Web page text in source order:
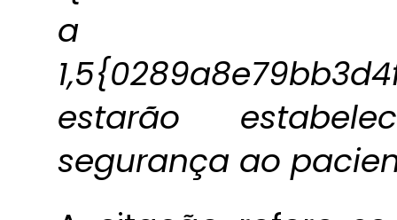
a
estarão
segurança ao